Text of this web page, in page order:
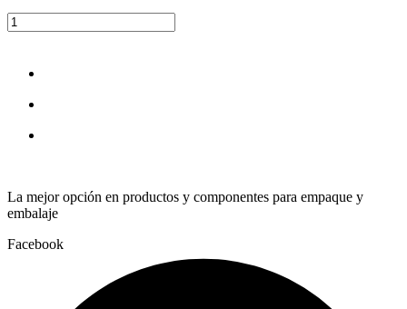
BALL
BEARING
La mejor opción en productos y componentes para empaque y
embalaje
Facebook